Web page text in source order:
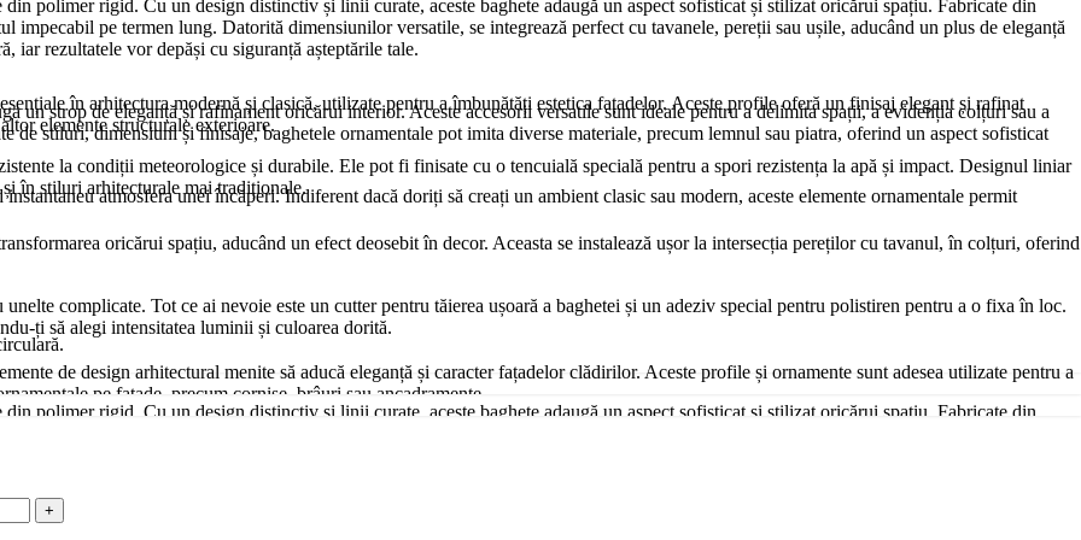
din polimer rigid. Cu un design distinctiv și linii curate, aceste baghete adaugă un aspect sofisticat și stilizat oricărui spațiu. Fabricate din
impecabil pe termen lung. Datorită dimensiunilor versatile, se integrează perfect cu tavanele, pereții sau ușile, aducând un plus de eleganță
iar rezultatele vor depăși cu siguranță așteptările tale.
oricărui spațiu, aducând un efect deosebit în decor. Aceasta se instalează ușor la intersecția pereților cu tavanul, în colțuri, oferind
complicate. Tot ce ai nevoie este un cutter pentru tăierea ușoară a baghetei și un adeziv special pentru polistiren pentru a o fixa în loc.
ți să alegi intensitatea luminii și culoarea dorită.
punct de interes vizual, dar oferi camerei tale o dimensiune unică care combină eleganța și modernitatea, creând interes vizual. Poți să
în arhitectura modernă și clasică, utilizate pentru a îmbunătăți estetica fațadelor. Aceste profile oferă un finisaj elegant și rafinat
elemente structurale exterioare.
la condiții meteorologice și durabile. Ele pot fi finisate cu o tencuială specială pentru a spori rezistența la apă și impact. Designul liniar
în stiluri arhitecturale mai tradiționale.
de design arhitectural menite să aducă eleganță și caracter fațadelor clădirilor. Aceste profile și ornamente sunt adesea utilizate pentru a
pe fațade, precum cornișe, brâuri sau ancadramente.
la intemperii, oferind o durabilitate ridicată chiar și în condiții climatice dure. După aplicare, profilele sunt acoperite cu o tencuială
impact.
un strop de eleganță și rafinament oricărui interior. Aceste accesorii versatile sunt ideale pentru a delimita spații, a evidenția colțuri sau a
de stiluri, dimensiuni și finisaje, baghetele ornamentale pot imita diverse materiale, precum lemnul sau piatra, oferind un aspect sofisticat
atmosfera unei încăperi. Indiferent dacă doriți să creați un ambient clasic sau modern, aceste elemente ornamentale permit
polimer rigid. Cu un design distinctiv și linii curate, aceste baghete adaugă un aspect sofisticat și stilizat oricărui spațiu. Fabricate din
impecabil pe termen lung. Datorită dimensiunilor versatile, se integrează perfect cu tavanele, pereții sau ușile, aducând un plus de eleganță